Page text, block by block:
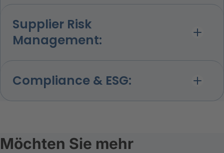
Supplier Risk
Management:
Compliance & ESG:
Möchten Sie mehr